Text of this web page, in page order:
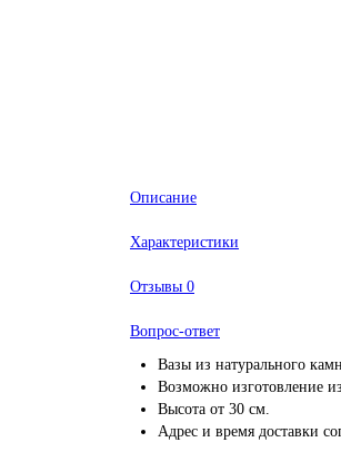
Описание
Характеристики
Отзывы 0
Вопрос-ответ
Вазы из натурального
Возможно изготовление
Высота от 30 см.
Адрес и время доставки